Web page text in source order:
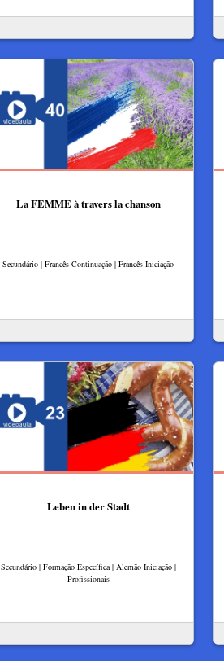
La FEMME à travers la chanson
Secundário | Francês Continuação | Francês Iniciação
Leben in der Stadt
Secundário | Formação Específica | Alemão Iniciação |
Profissionais